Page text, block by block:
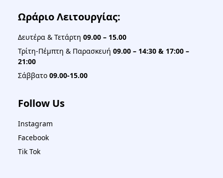
Ωράριο Λειτουργίας:
Δευτέρα & Τετάρτη 09.00 – 15.00
Τρίτη-Πέμπτη & Παρασκευή 09.00 – 14:30 & 17:00 –
21:00
Σάββατο 09.00-15.00
Follow Us
Instagram
Facebook
Tik Tok